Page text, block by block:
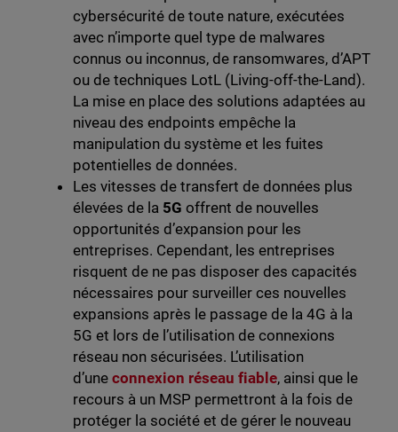
cybersécurité de toute nature, exécutées
avec n’importe quel type de malwares
connus ou inconnus, de ransomwares, d’APT
ou de techniques LotL (Living-off-the-Land).
La mise en place des solutions adaptées au
niveau des endpoints empêche la
manipulation du système et les fuites
potentielles de données.
Les vitesses de transfert de données plus
élevées de la 5G offrent de nouvelles
opportunités d’expansion pour les
entreprises. Cependant, les entreprises
risquent de ne pas disposer des capacités
nécessaires pour surveiller ces nouvelles
expansions après le passage de la 4G à la
5G et lors de l’utilisation de connexions
réseau non sécurisées. L’utilisation
d’une connexion réseau fiable, ainsi que le
recours à un MSP permettront à la fois de
protéger la société et de gérer le nouveau